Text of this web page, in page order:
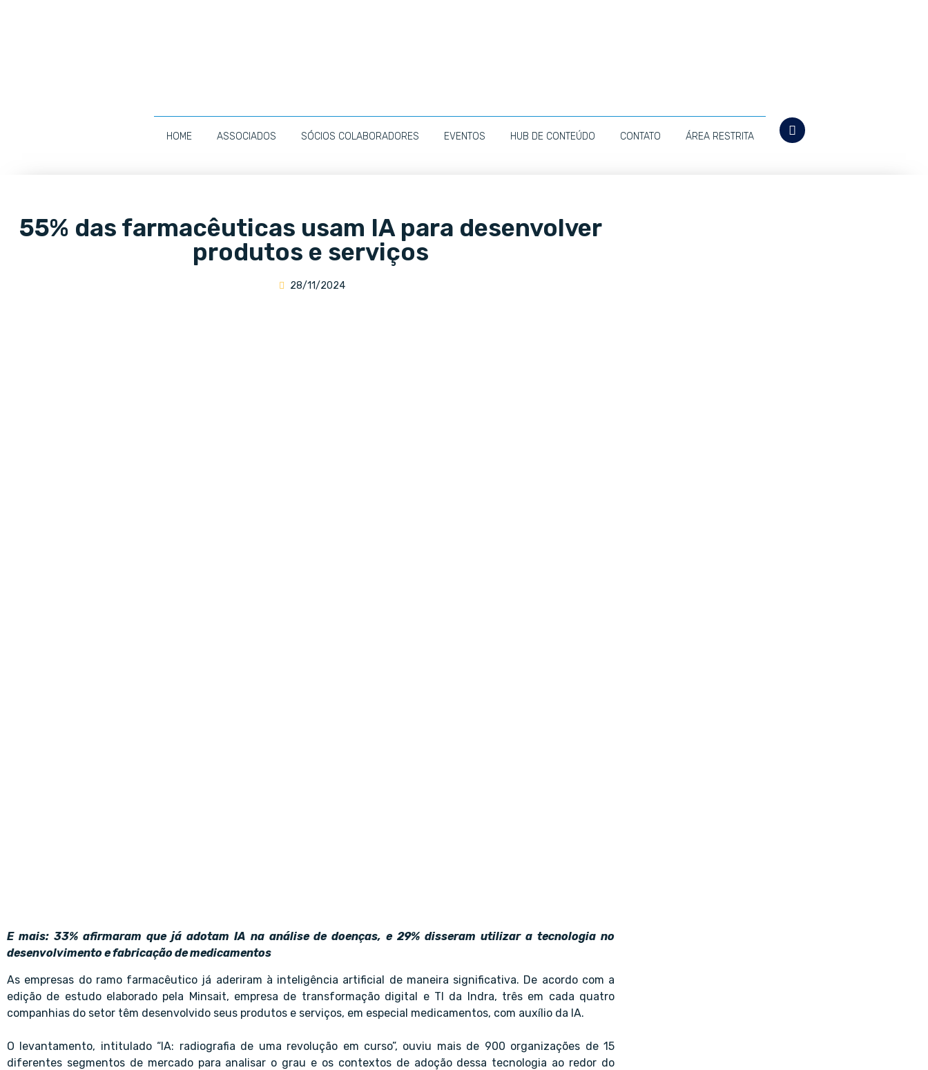
HOME ASSOCIADOS SÓCIOS COLABORADORES EVENTOS HUB DE CONTEÚDO CONTATO ÁREA RESTRITA
55% das farmacêuticas usam IA para desenvolver
produtos e serviços
28/11/2024
E mais: 33% afirmaram que já adotam IA na análise de doenças, e 29% disseram utilizar a tecnologia no
desenvolvimento e fabricação de medicamentos
As empresas do ramo farmacêutico já aderiram à inteligência artificial de maneira significativa. De acordo com a
edição de estudo elaborado pela Minsait, empresa de transformação digital e TI da Indra, três em cada quatro
companhias do setor têm desenvolvido seus produtos e serviços, em especial medicamentos, com auxílio da IA.
O levantamento, intitulado “IA: radiografia de uma revolução em curso”, ouviu mais de 900 organizações de 15
diferentes segmentos de mercado para analisar o grau e os contextos de adoção dessa tecnologia ao redor do